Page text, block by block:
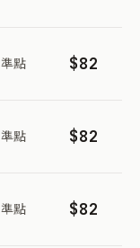
準點 $82
準點 $82
準點 $82